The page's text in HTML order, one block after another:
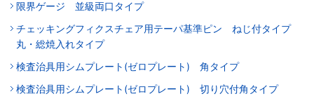
限界ゲージ 並級両口タイプ
チェッキングフィクスチェア用テーパ基準ピン ねじ付タイプ
丸・総焼入れタイプ
検査治具用シムプレート(ゼロプレート) 角タイプ
検査治具用シムプレート(ゼロプレート) 切り穴付角タイプ